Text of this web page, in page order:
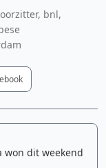
bnl,
won dit weekend